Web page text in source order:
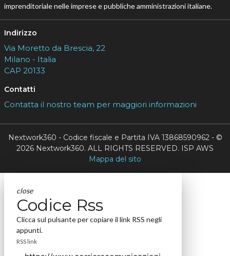
imprenditoriale nelle imprese e pubbliche amministrazioni italiane.
Indirizzo
Via Moretto da Brescia, 22
Milano - Italia
CAP 20133
Contatti
Contatta il nostro team per maggiori informazioni
Nextwork360 - Codice fiscale e Partita IVA 13868590962 - ©
2026 Nextwork360. ALL RIGHTS RESERVED. ISP AWS
Mappa del sito
close
Codice Rss
Clicca sul pulsante per copiare il link RSS negli
appunti.
RSS link